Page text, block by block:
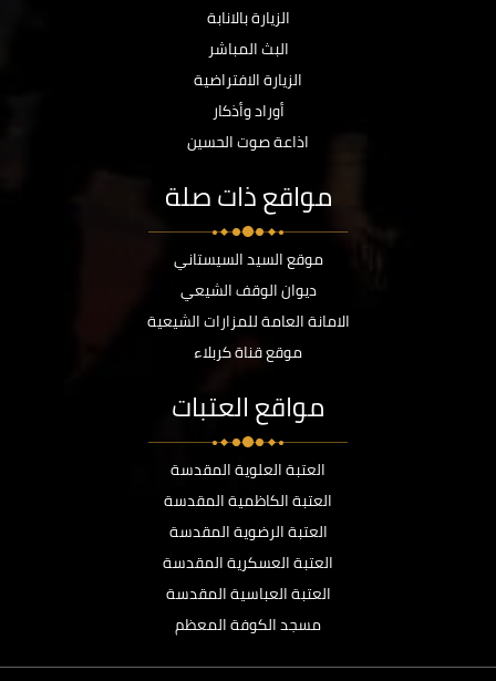
الزيارة بالانابة
البث المباشر
الزيارة الافتراضية
أوراد وأذكار
اذاعة صوت الحسين
مواقع ذات صلة
موقع السيد السيستاني
ديوان الوقف الشيعي
الامانة العامة للمزارات الشيعية
موقع قناة كربلاء
مواقع العتبات
العتبة العلوية المقدسة
العتبة الكاظمية المقدسة
العتبة الرضوية المقدسة
العتبة العسكرية المقدسة
العتبة العباسية المقدسة
مسجد الكوفة المعظم